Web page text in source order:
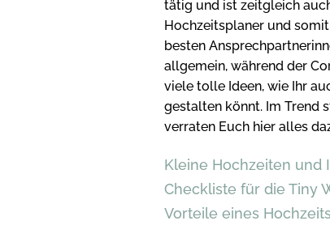
tätig und ist zeitgleich
Hochzeitsplaner und
besten
allgemein, während der
viele tolle Ideen, wie Ihr
gestalten könnt. Im Trend
verraten Euch hier alles
Kleine Hochzeiten und
Checkliste für die Tiny
Vorteile eines